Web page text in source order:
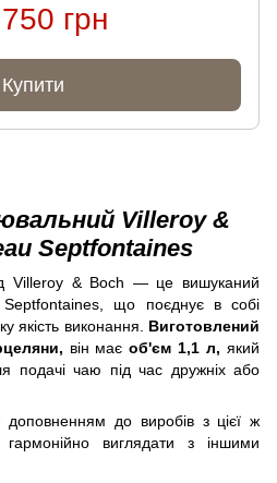
грн
Купити
Villeroy &
Septfontaines
Villeroy & Boch — це вишуканий
Septfontaines, що поєднує в собі
якість виконання. Виготовлений
він маєоб'єм 1,1 л, який
подачі чаю під час дружніх або
до виробів з цієї ж
гармонійно виглядати з іншими